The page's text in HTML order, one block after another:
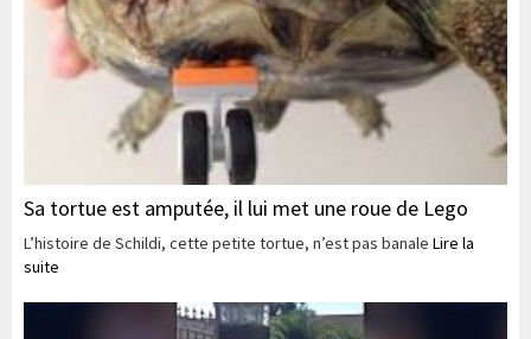
Sa tortue est amputée, il lui met une roue de Lego
L’histoire de Schildi, cette petite tortue, n’est pas banale Lire la
suite